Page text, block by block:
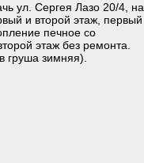
ул. Сергея Лазо 20/4, на
и второй этаж, первый
печное со
этаж без ремонта.
груша зимняя).